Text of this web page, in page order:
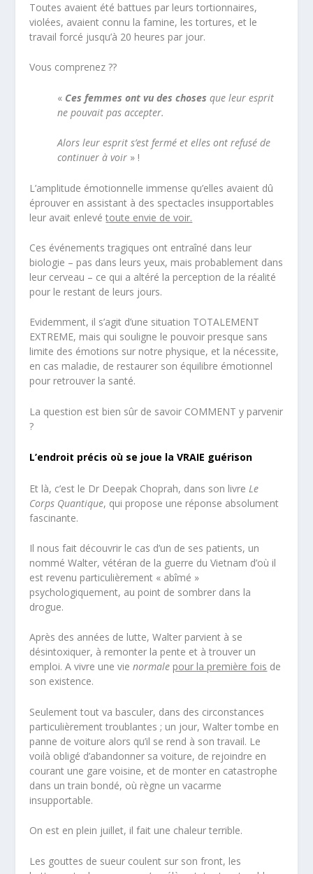
Toutes avaient été battues par leurs tortionnaires,
violées, avaient connu la famine, les tortures, et le
travail forcé jusqu’à 20 heures par jour.
Vous comprenez ??
« Ces femmes ont vu des choses que leur esprit
ne pouvait pas accepter.
Alors leur esprit s’est fermé et elles ont refusé de
continuer à voir » !
L’amplitude émotionnelle immense qu’elles avaient dû
éprouver en assistant à des spectacles insupportables
leur avait enlevétoute envie de voir.
Ces événements tragiques ont entraîné dans leur
biologie – pas dans leurs yeux, mais probablement dans
leur cerveau – ce qui a altéré la perception de la réalité
pour le restant de leurs jours.
Evidemment, il s’agit d’une situation TOTALEMENT
EXTREME, mais qui souligne le pouvoir presque sans
limite des émotions sur notre physique, et la nécessite,
en cas maladie, de restaurer son équilibre émotionnel
pour retrouver la santé.
La question est bien sûr de savoir COMMENT y parvenir
?
L’endroit précis où se joue la VRAIE guérison
Et là, c’est le Dr Deepak Choprah, dans son livre Le
Corps Quantique, qui propose une réponse absolument
fascinante.
Il nous fait découvrir le cas d’un de ses patients, un
nommé Walter, vétéran de la guerre du Vietnam d’où il
est revenu particulièrement « abîmé »
psychologiquement, au point de sombrer dans la
drogue.
Après des années de lutte, Walter parvient à se
désintoxiquer, à remonter la pente et à trouver un
emploi. A vivre une vienormale pour la première fois de
son existence.
Seulement tout va basculer, dans des circonstances
particulièrement troublantes ; un jour, Walter tombe en
panne de voiture alors qu’il se rend à son travail. Le
voilà obligé d’abandonner sa voiture, de rejoindre en
courant une gare voisine, et de monter en catastrophe
dans un train bondé, où règne un vacarme
insupportable.
On est en plein juillet, il fait une chaleur terrible.
Les gouttes de sueur coulent sur son front, les